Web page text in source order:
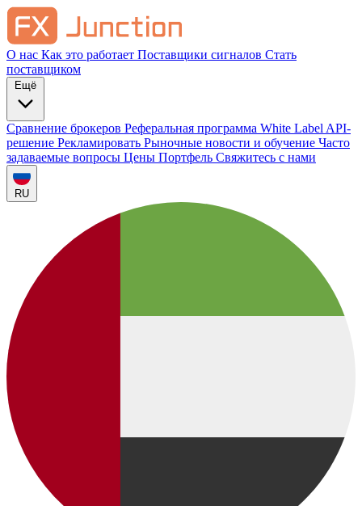
О нас Как это работает Поставщики сигналов Стать
поставщиком
Сравнение брокеров Реферальная программа White Label API-
решение Рекламировать Рыночные новости и обучение Часто
задаваемые вопросы Цены Портфель Свяжитесь с нами
RU